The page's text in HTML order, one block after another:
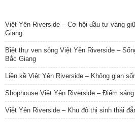
Việt Yên Riverside – Cơ hội đầu tư vàng
Giang
Biệt thự ven sông Việt Yên Riverside –
Bắc Giang
Liền kề Việt Yên Riverside – Không gian
Shophouse Việt Yên Riverside – Điểm
Việt Yên Riverside – Khu đô thị sinh thái